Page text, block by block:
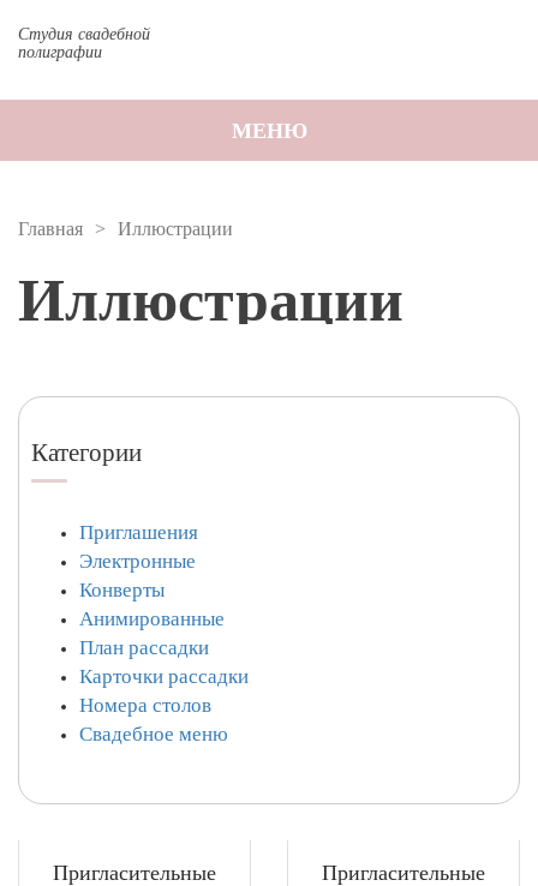
Студия свадебной
полиграфии
МЕНЮ
Главная Иллюстрации
Иллюстрации
Категории
Приглашения
Электронные
Конверты
Анимированные
План рассадки
Карточки рассадки
Номера столов
Свадебное меню
Пригласительные
Пригласительные